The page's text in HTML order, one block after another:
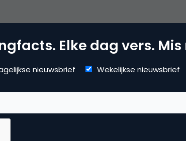
media marketing
Elke dag vers. Mis
nieuwsbrief Wekelijkse nieuwsbrief